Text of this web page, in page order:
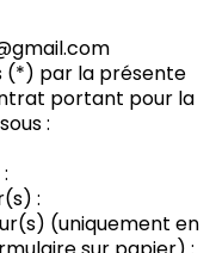
(*) par la présente
portant pour la
:
:
(uniquement en